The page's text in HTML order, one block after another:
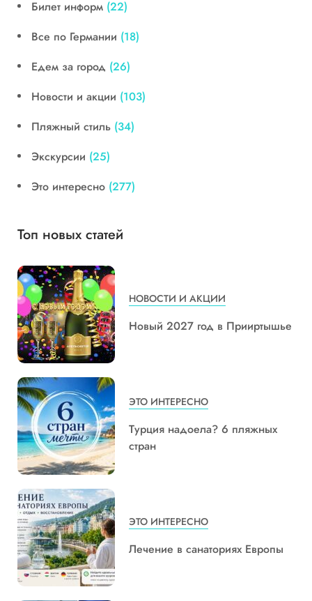
Билет информ (22)
Все по Германии (18)
Едем за город (26)
Новости и акции (103)
Пляжный стиль (34)
Экскурсии (25)
Это интересно (277)
Топ новых статей
НОВОСТИ И АКЦИИ
Новый 2027 год в Прииртышье
ЭТО ИНТЕРЕСНО
Турция надоела? 6 пляжных
стран
ЭТО ИНТЕРЕСНО
Лечение в санаториях Европы